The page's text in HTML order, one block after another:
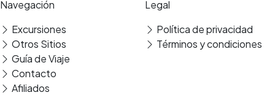
Navegación
Excursiones
Otros Sitios
Guía de Viaje
Contacto
Afiliados
Legal
Política de privacidad
Términos y condiciones